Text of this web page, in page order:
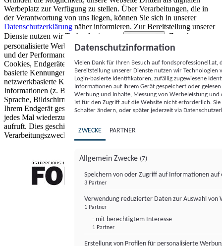
Werbeplatz zur Verfügung zu stellen. Über Verarbeitungen, die in
der Verantwortung von uns liegen, können Sie sich in unserer
Datenschutzerklärung näher informieren. Zur Bereitstellung unserer
Dienste nutzen wir Technologien von
Partnern (5)
. Zwecke:
personalisierte Werbung und Inhalte, Messung von Werbeleistung
und der Performance von Inhalten sowie Zielgruppenforschung.
Cookies, Endgeräte- oder ähnliche Online-Kennungen (z. B. login-
basierte Kennungen, zufällig generierte Kennungen,
netzwerkbasierte Kennungen) können zusammen mit anderen
Informationen (z. B. Browsertyp und Browserinformationen,
Sprache, Bildschirmgröße, unterstützte Technologien usw.) auf
Ihrem Endgerät gespeichert oder von dort ausgelesen werden, um es
jedes Mal wiederzuerkennen, wenn es eine App oder einer Webseite
aufruft. Dies geschieht für einen oder mehrere der hier aufgeführten
Verarbeitungszwecke.
Datenschutzinformation
Vielen Dank für Ihren Besuch auf
Bereitstellung unserer Dienste nutzen wir Technologien
Login-basierte Identifikatoren, zufällig zugewiesene
Informationen auf Ihrem Gerät gespeichert oder
Werbung und Inhalte, Messung von Werbeleistung
ist für den Zugriff auf die Website nicht erforderlich.
Schalter ändern, oder später jederzeit via
ZWECKE PARTNER
Allgemein Zwecke (7)
Speichern von oder Zugriff auf Informationen auf
3 Partner
Verwendung reduzierter Daten zur Auswahl von
1 Partner
- mit berechtigtem Interesse
1 Partner
Erstellung von Profilen für personalisierte
FONDS professionell